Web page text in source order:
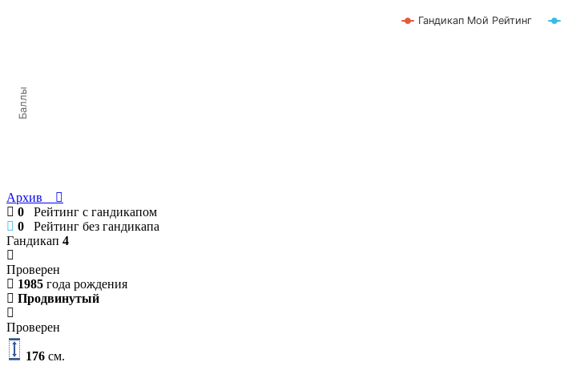
Баллы
Гандикап Мой Рейтинг
Архив
0 Рейтинг с гандикапом
0 Рейтинг без гандикапа
Гандикап 4
Проверен
1985 года рождения
Продвинутый
Проверен
176 см.